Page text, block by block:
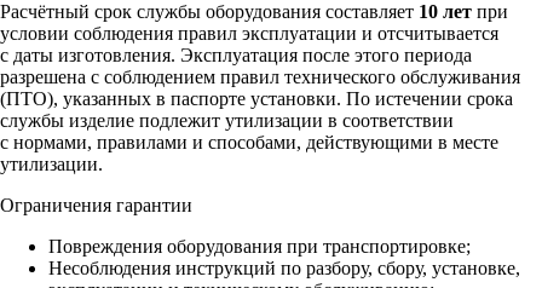
Расчётный срок службы оборудования составляет 10 лет при
условии соблюдения правил эксплуатации и отсчитывается
с даты изготовления. Эксплуатация после этого периода
разрешена с соблюдением правил технического обслуживания
(ПТО), указанных в паспорте установки. По истечении срока
службы изделие подлежит утилизации в соответствии
с нормами, правилами и способами, действующими в месте
утилизации.
Ограничения гарантии
Повреждения оборудования при транспортировке;
Несоблюдения инструкций по разбору, сбору, установке,